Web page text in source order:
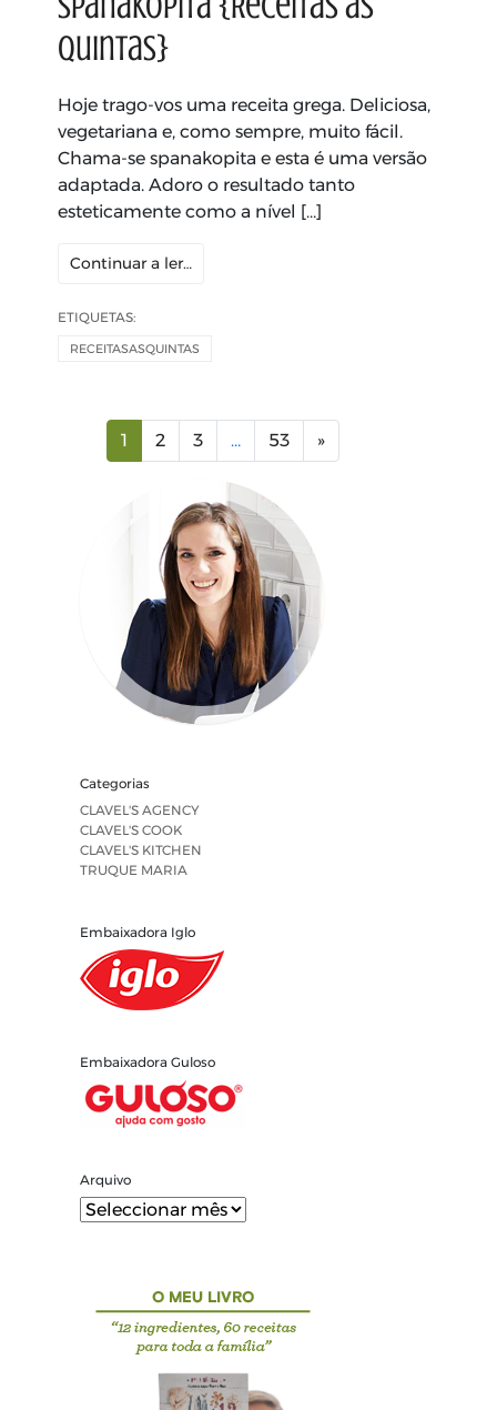
Quintas}
Hoje trago-vos uma receita grega. Deliciosa,
vegetariana e, como sempre, muito fácil.
Chama-se spanakopita e esta é uma versão
adaptada. Adoro o resultado tanto
esteticamente como a nível […]
Continuar a ler…
ETIQUETAS:
RECEITASASQUINTAS
Navegação
de
1 2 3 … 53 »
Categorias
CLAVEL'S AGENCY
CLAVEL'S COOK
CLAVEL'S KITCHEN
TRUQUE MARIA
Embaixadora Iglo
Embaixadora Guloso
Arquivo
Arquivo